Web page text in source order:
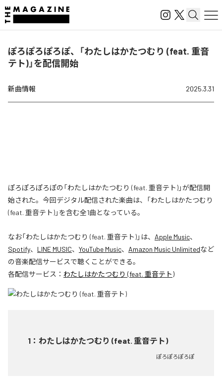
ぽろぽろぽろぽ、「わたしはかたつむり (feat. 重音
テト)」を配信開始
新曲情報 2025.3.31
ぽろぽろぽろぽの「わたしはかたつむり (feat. 重音テト)」が配信開
始された。今回デジタル配信された楽曲は、「わたしはかたつむり
(feat. 重音テト)」を含む全1曲となっている。
なお「わたしはかたつむり (feat. 重音テト)」は、 Apple Music、
Spotify、 LINE MUSIC、 YouTube Music、 Amazon Music Unlimitedなど
の音楽配信サービスで聴くことができる。
各配信サービス： わたしはかたつむり (feat. 重音テト)
1 ： わたしはかたつむり (feat. 重音テト)
ぽろぽろぽろぽ